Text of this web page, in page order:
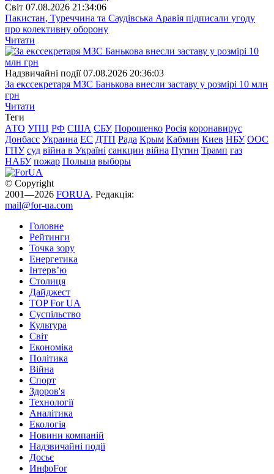
Свiт 07.08.2026 21:34:06
Пакистан, Туреччина та Саудівська Аравія підписали угоду
про колективну оборону
Читати
Надзвичайні події 07.08.2026 20:36:03
За екссекретаря МЗС Банькова внесли заставу у розмірі 10 млн
грн
Читати
Теги
АТО УПЦ РФ США СБУ Порошенко Росія коронавирус
Донбасс Украина ЕС ДТП Рада Крым Кабмин Киев НБУ ООС
ГПУ суд війна в Україні санкции війна Путин Трамп газ
НАБУ пожар Польша выборы
© Copyright
2001—2026 FORUA. Редакція:
mail@for-ua.com
Головне
Рейтинги
Точка зору
Енергетика
Інтерв’ю
Столиця
Дайджест
TOP For UA
Суспiльство
Культура
Світ
Економіка
Політика
Війна
Спорт
Здоров'я
Технології
Аналітика
Екологія
Новини компаній
Надзвичайні події
Досьє
ИнфоFor